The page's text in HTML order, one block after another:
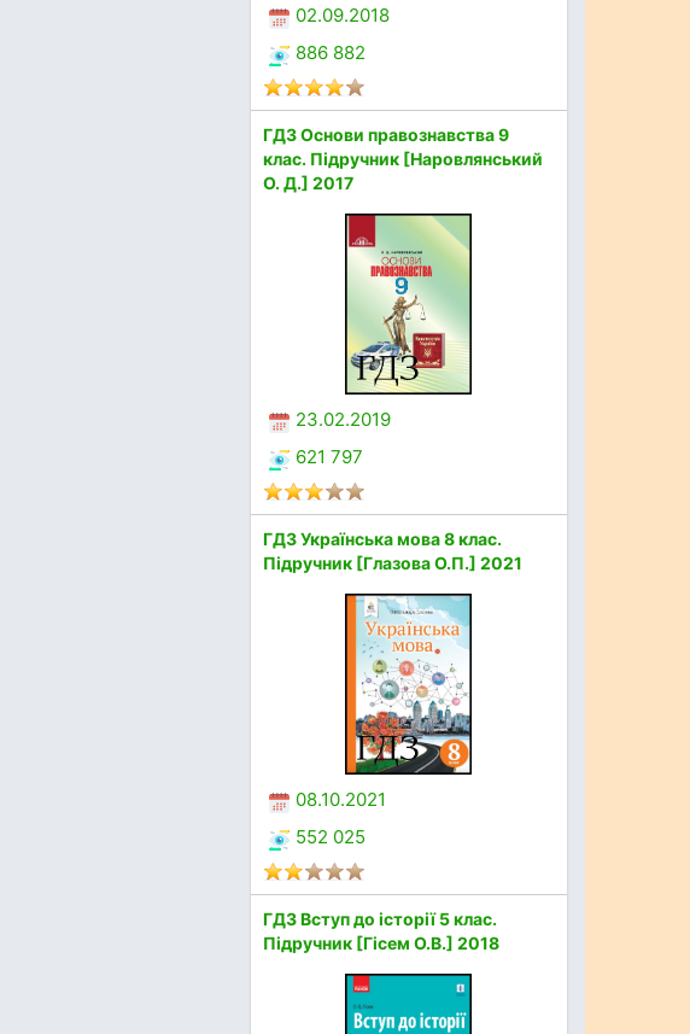
02.09.2018
886 882
ГДЗ Основи правознавства 9
клас. Підручник [Наровлянський
О. Д.] 2017
23.02.2019
621 797
ГДЗ Українська мова 8 клас.
Підручник [Глазова О.П.] 2021
08.10.2021
552 025
ГДЗ Вступ до історії 5 клас.
Підручник [Гісем О.В.] 2018